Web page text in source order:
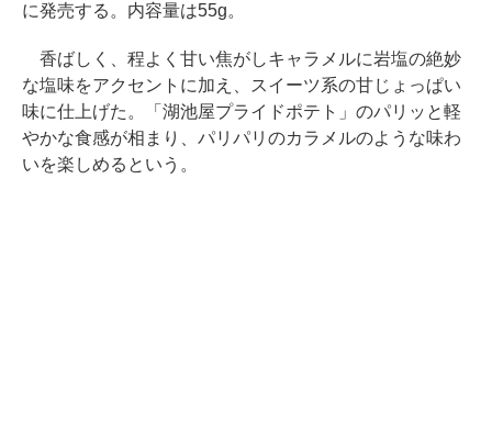
に発売する。内容量は55g。
香ばしく、程よく甘い焦がしキャラメルに岩塩の絶妙
な塩味をアクセントに加え、スイーツ系の甘じょっぱい
味に仕上げた。「湖池屋プライドポテト」のパリッと軽
やかな食感が相まり、パリパリのカラメルのような味わ
いを楽しめるという。